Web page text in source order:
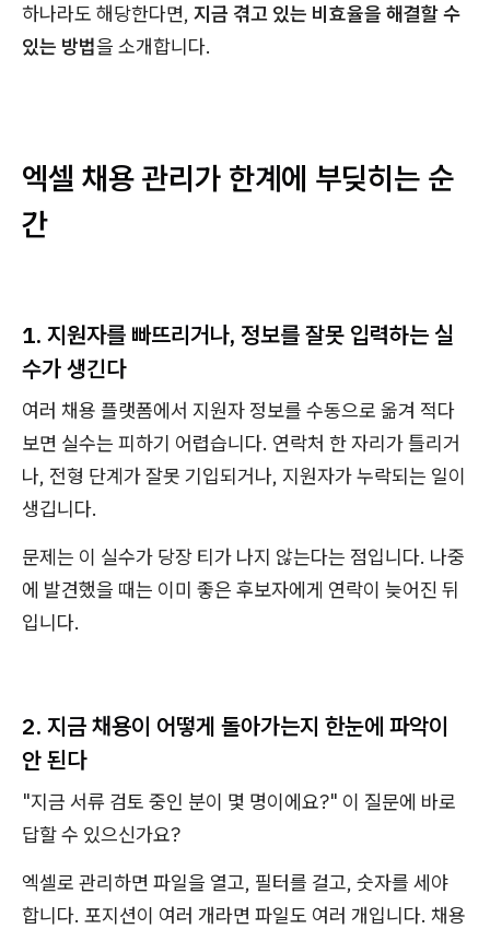
하나라도 해당한다면, 지금 겪고 있는 비효율을 해결할 수
있는 방법을 소개합니다.
엑셀 채용 관리가 한계에 부딪히는 순
간
1. 지원자를 빠뜨리거나, 정보를 잘못 입력하는 실
수가 생긴다
여러 채용 플랫폼에서 지원자 정보를 수동으로 옮겨 적다
보면 실수는 피하기 어렵습니다. 연락처 한 자리가 틀리거
나, 전형 단계가 잘못 기입되거나, 지원자가 누락되는 일이
생깁니다.
문제는 이 실수가 당장 티가 나지 않는다는 점입니다. 나중
에 발견했을 때는 이미 좋은 후보자에게 연락이 늦어진 뒤
입니다.
2. 지금 채용이 어떻게 돌아가는지 한눈에 파악이
안 된다
"지금 서류 검토 중인 분이 몇 명이에요?" 이 질문에 바로
답할 수 있으신가요?
엑셀로 관리하면 파일을 열고, 필터를 걸고, 숫자를 세야
합니다. 포지션이 여러 개라면 파일도 여러 개입니다. 채용